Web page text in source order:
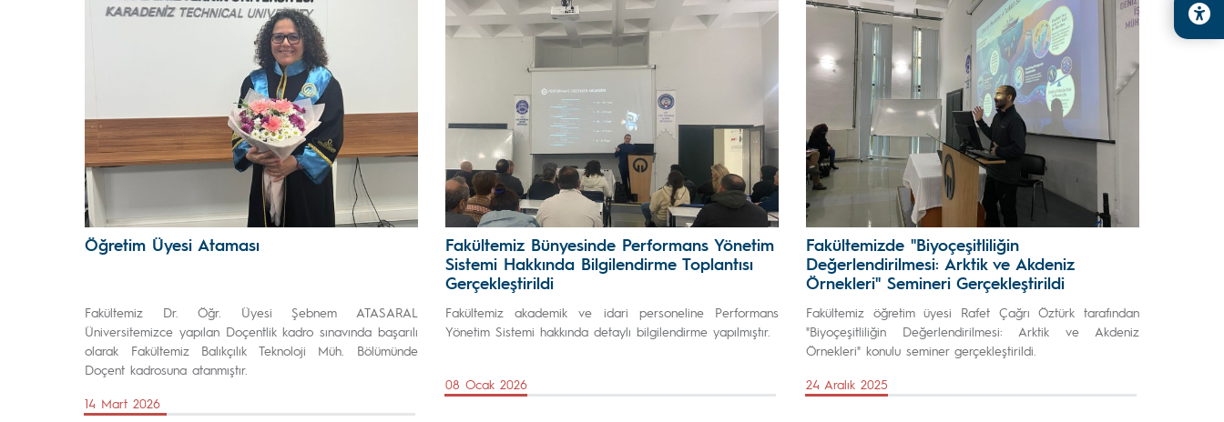
Öğretim Üyesi Ataması
Fakültemiz Dr. Öğr. Üyesi Şebnem ATASARAL
Üniversitemizce yapılan Doçentlik kadro sınavında başarılı
olarak Fakültemiz Balıkçılık Teknoloji Müh. Bölümünde
Doçent kadrosuna atanmıştır.
14 Mart 2026
Fakültemiz Bünyesinde Performans Yönetim
Sistemi Hakkında Bilgilendirme Toplantısı
Gerçekleştirildi
Fakültemiz akademik ve idari personeline Performans
Yönetim Sistemi hakkında detaylı bilgilendirme yapılmıştır.
08 Ocak 2026
Fakültemizde "Biyoçeşitliliğin
Değerlendirilmesi: Arktik ve Akdeniz
Örnekleri" Semineri Gerçekleştirildi
Fakültemiz öğretim üyesi Rafet Çağrı Öztürk tarafından
"Biyoçeşitliliğin Değerlendirilmesi: Arktik ve Akdeniz
Örnekleri" konulu seminer gerçekleştirildi.
24 Aralık 2025